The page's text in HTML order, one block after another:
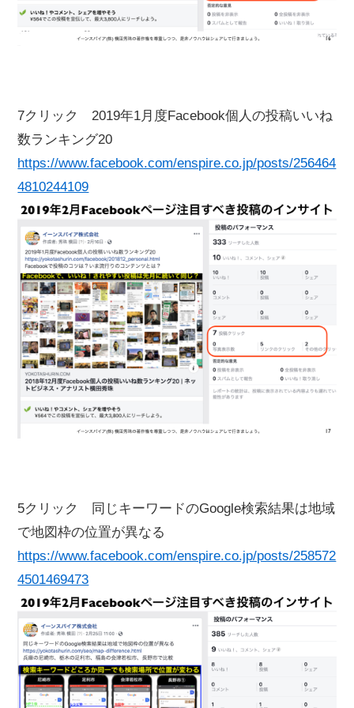
7クリック 2019年1月度Facebook個人の投稿いいね
数ランキング20
https://www.facebook.com/enspire.co.jp/posts/256464
4810244109
5クリック 同じキーワードのGoogle検索結果は地域
で地図枠の位置が異なる
https://www.facebook.com/enspire.co.jp/posts/258572
4501469473